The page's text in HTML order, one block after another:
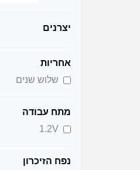
יצרנים
אחריות
שלוש שנים
מתח עבודה
1.2V
נפח הזיכרון